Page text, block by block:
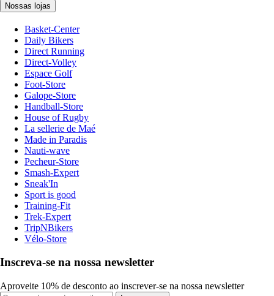
Nossas lojas
Basket-Center
Daily Bikers
Direct Running
Direct-Volley
Espace Golf
Foot-Store
Galope-Store
Handball-Store
House of Rugby
La sellerie de Maé
Made in Paradis
Nauti-wave
Pecheur-Store
Smash-Expert
Sneak'In
Sport is good
Training-Fit
Trek-Expert
TripNBikers
Vélo-Store
Inscreva-se na nossa newsletter
Aproveite 10% de desconto ao inscrever-se na nossa newsletter